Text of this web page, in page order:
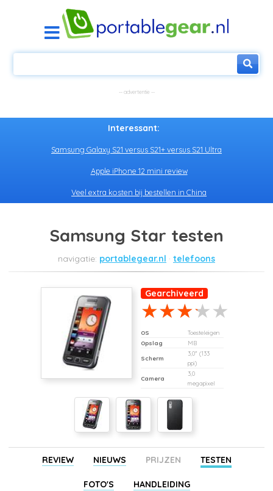
Interessant:
Samsung Galaxy S21 versus S21+ versus S21 Ultra
Apple iPhone 12 mini review
Veel extra kosten bij bestellen in China
Samsung Star testen
portablegear.nl telefoons
Gearchiveerd
OS
Toesteleigen
Opslag
MB
Scherm
3,0" (133
ppi)
Camera
3,0
megapixel
REVIEW NIEUWS PRIJZEN TESTEN
FOTO'S HANDLEIDING